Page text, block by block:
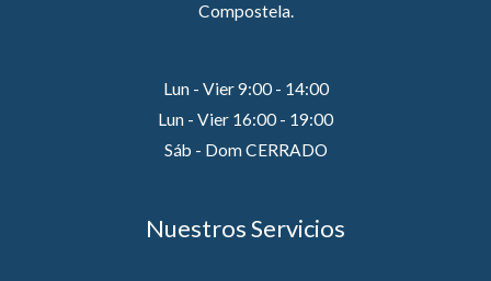
Compostela.
Lun - Vier 9:00 - 14:00
Lun - Vier 16:00 - 19:00
Sáb - Dom CERRADO
Nuestros Servicios